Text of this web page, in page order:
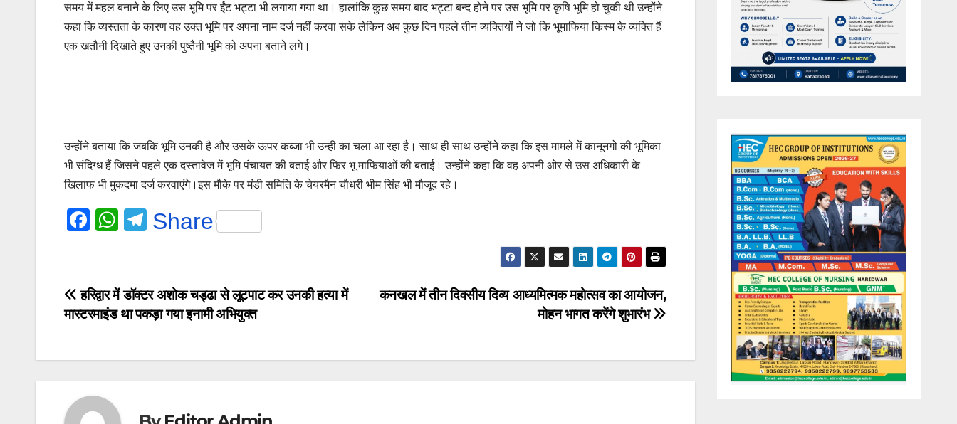
समय में महल बनाने के लिए उस भूमि पर ईंट भट्टा भी लगाया गया था। हालांकि कुछ समय बाद भट्टा बन्द होने पर उस भूमि पर कृषि भूमि हो चुकी थी उन्होंने
कहा कि व्यस्तता के कारण वह उक्त भूमि पर अपना नाम दर्ज नहीं करवा सके लेकिन अब कुछ दिन पहले तीन व्यक्तियों ने जो कि भूमाफिया किस्म के व्यक्ति हैं
एक खतौनी दिखाते हुए उनकी पुष्तैनी भूमि को अपना बताने लगे।
उन्होंने बताया कि जबकि भूमि उनकी है और उसके ऊपर कब्जा भी उन्ही का चला आ रहा है। साथ ही साथ उन्होंने कहा कि इस मामले में कानूनगो की भूमिका
भी संदिग्ध हैं जिसने पहले एक दस्तावेज में भूमि पंचायत की बताई और फिर भू माफियाओं की बताई। उन्होंने कहा कि वह अपनी ओर से उस अधिकारी के
खिलाफ भी मुकदमा दर्ज करवाएंगे।इस मौके पर मंडी समिति के चेयरमैन चौधरी भीम सिंह भी मौजूद रहे।
F
e
b
o
W
s
A
p
T
gr
a
Share
Post
navigation
कनखल में तीन दिवसीय दिव्य आध्यमित्मक महोत्सव का आयोजन,
मोहन भागत करेंगे शुभारंभ
हरिद्वार में डॉक्टर अशोक चड्ढा से लूटपाट कर उनकी हत्या में
मास्टरमाइंड था पकड़ा गया इनामी अभियुक्त